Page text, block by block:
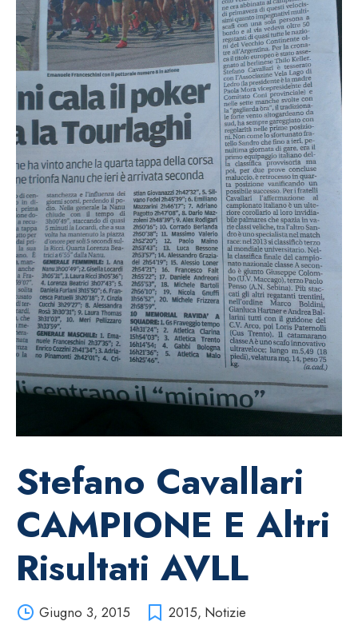
Stefano Cavallari
CAMPIONE E Altri
Risultati AVLL
Giugno 3, 2015 2015, Notizie